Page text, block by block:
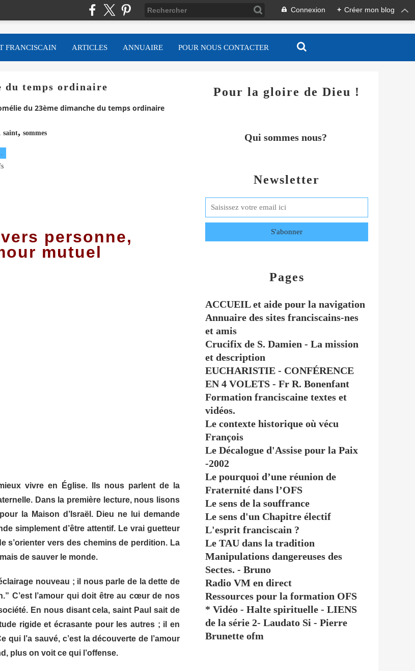
Connexion + Créer mon blog
FRANCISCAIN ARTICLES ANNUAIRE POUR NOUS CONTACTER
du temps ordinaire
du 23ème dimanche du temps ordinaire
saint, sommes
personne,
mutuel
vivre en Église. Ils nous parlent de la
Dans la première lecture, nous lisons
la Maison d’Israël. Dieu ne lui demande
simplement d’être attentif. Le vrai guetteur
s’orienter vers des chemins de perdition. La
de sauver le monde.
nouveau ; il nous parle de la dette de
C’est l’amour qui doit être au cœur de nos
En nous disant cela, saint Paul sait de
rigide et écrasante pour les autres ; il en
l’a sauvé, c’est la découverte de l’amour
plus on voit ce qui l’offense.
Newsletter
Pages
ACCUEIL et aide pour la navigation
Annuaire des sites franciscains-nes
et amis
Crucifix de S. Damien - La mission
et description
EUCHARISTIE - CONFÉRENCE
EN 4 VOLETS - Fr R. Bonenfant
Formation franciscaine textes et
vidéos.
Le contexte historique où vécu
François
Le Décalogue d'Assise pour la Paix
-2002
Le pourquoi d’une réunion de
Fraternité dans l’OFS
Le sens de la souffrance
Le sens d'un Chapitre électif
L'esprit franciscain ?
Le TAU dans la tradition
Manipulations dangereuses des
Sectes. - Bruno
Radio VM en direct
Ressources pour la formation OFS
* Vidéo - Halte spirituelle - LIENS
de la série 2- Laudato Si - Pierre
Brunette ofm
Pour la gloire de Dieu !
Qui sommes nous?